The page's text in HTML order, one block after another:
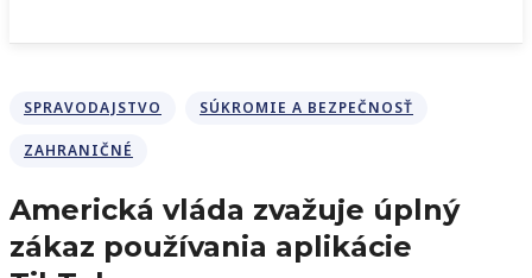
SPRAVODAJSTVO SÚKROMIE A BEZPEČNOSŤ
ZAHRANIČNÉ
Americká vláda zvažuje úplný
zákaz používania aplikácie